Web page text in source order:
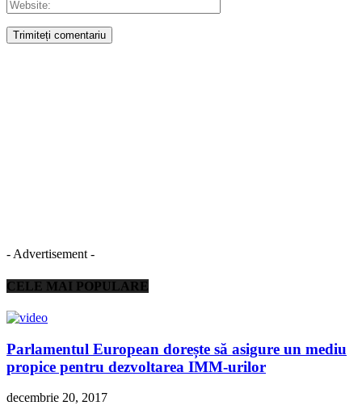
- Advertisement -
CELE MAI POPULARE
Parlamentul European dorește să asigure un mediu
propice pentru dezvoltarea IMM-urilor
decembrie 20, 2017